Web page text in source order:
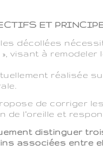
ET
décollées
visant à
réalisée
de corriger
de l’oreille et
distinguer
associées entre